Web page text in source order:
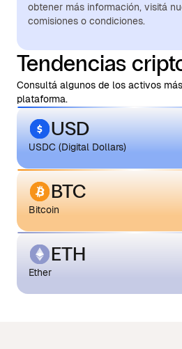
obtener más información, visitá
comisiones o condiciones.
Tendencias
Consultá algunos de los activos
plataforma.
USD
USDC (Digital Dollars)
BTC
Bitcoin
ETH
Ether